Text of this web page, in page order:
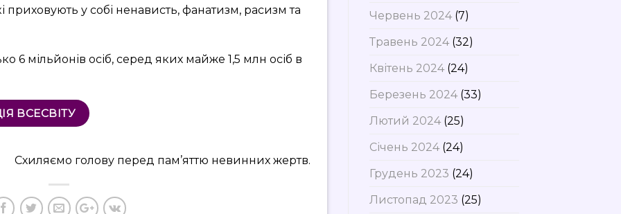
у собі ненависть, фанатизм, расизм та
6 мільйонів осіб, серед яких майже 1,5 млн осіб в
ВСЕСВІТУ
Схиляємо голову перед пам’яттю невинних жертв.
Червень 2024(7)
Травень 2024(32)
Квітень 2024(24)
Березень 2024(33)
Лютий 2024(25)
Січень 2024(24)
Грудень 2023 (24)
Листопад 2023 (25)